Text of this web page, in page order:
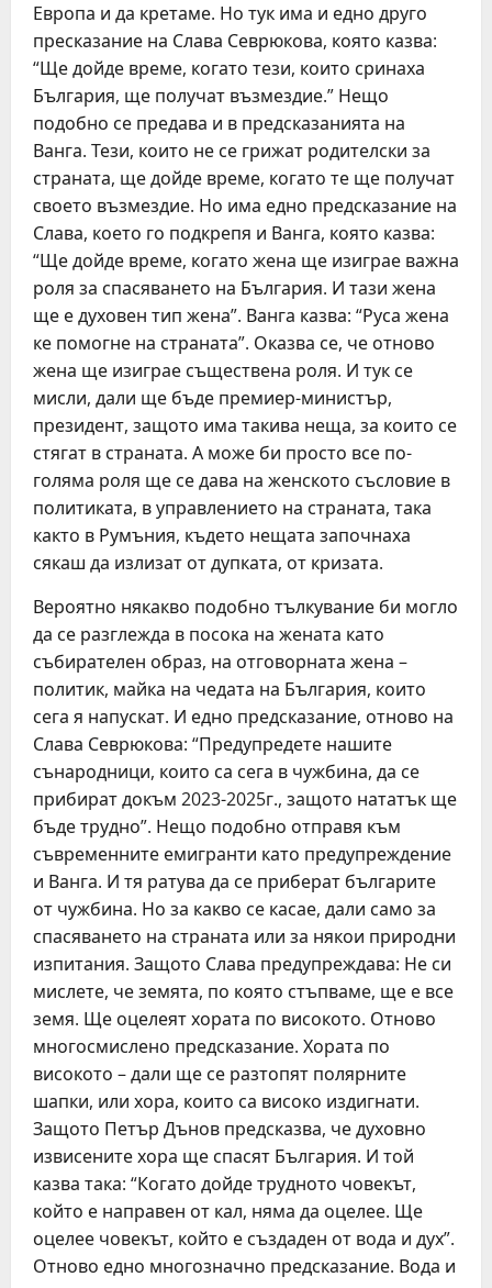
Европа и да кретаме. Но тук има и едно друго
пресказание на Слава Севрюкова, която казва:
“Ще дойде време, когато тези, които сринаха
България, ще получат възмездие.” Нещо
подобно се предава и в предсказанията на
Ванга. Тези, които не се грижат родителски за
страната, ще дойде време, когато те ще получат
своето възмездие. Но има едно предсказание на
Слава, което го подкрепя и Ванга, която казва:
“Ще дойде време, когато жена ще изиграе важна
роля за спасяването на България. И тази жена
ще е духовен тип жена”. Ванга казва: “Руса жена
ке помогне на страната”. Оказва се, че отново
жена ще изиграе съществена роля. И тук се
мисли, дали ще бъде премиер-министър,
президент, защото има такива неща, за които се
стягат в страната. А може би просто все по-
голяма роля ще се дава на женското съсловие в
политиката, в управлението на страната, така
както в Румъния, където нещата започнаха
сякаш да излизат от дупката, от кризата.
Вероятно някакво подобно тълкувание би могло
да се разглежда в посока на жената като
събирателен образ, на отговорната жена –
политик, майка на чедата на България, които
сега я напускат. И едно предсказание, отново на
Слава Севрюкова: “Предупредете нашите
сънародници, които са сега в чужбина, да се
прибират докъм 2023-2025г., защото нататък ще
бъде трудно”. Нещо подобно отправя към
съвременните емигранти като предупреждение
и Ванга. И тя ратува да се приберат българите
от чужбина. Но за какво се касае, дали само за
спасяването на страната или за някои природни
изпитания. Защото Слава предупреждава: Не си
мислете, че земята, по която стъпваме, ще е все
земя. Ще оцелеят хората по високото. Отново
многосмислено предсказание. Хората по
високото – дали ще се разтопят полярните
шапки, или хора, които са високо издигнати.
Защото Петър Дънов предсказва, че духовно
извисените хора ще спасят България. И той
казва така: “Когато дойде трудното човекът,
който е направен от кал, няма да оцелее. Ще
оцелее човекът, който е създаден от вода и дух”.
Отново едно многозначно предсказание. Вода и